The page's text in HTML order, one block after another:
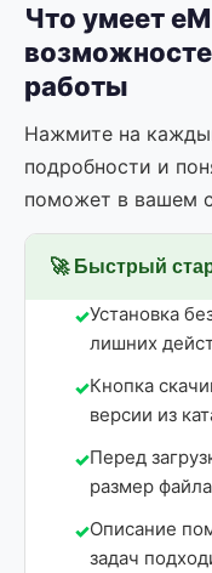
Что умеет
работы
Нажмите на
подробности и
поможет в вашем
🚀 Быстрый
Установка
лишних
Кнопка
версии из
Перед
размер
Описание
задач